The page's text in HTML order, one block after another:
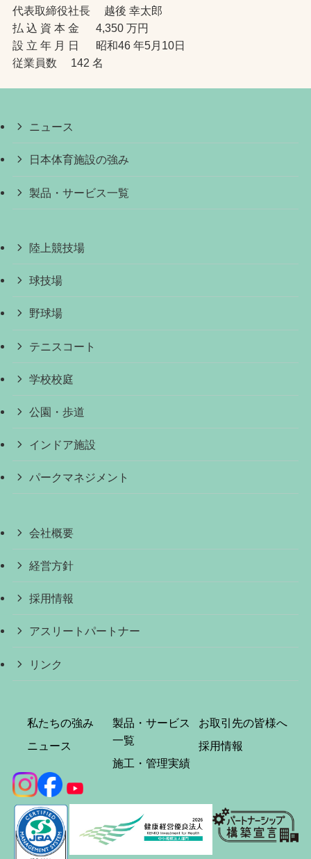
代表取締役社長 越後 幸太郎
払 込 資 本 金 4,350 万円
設 立 年 月 日 昭和46 年5月10日
従業員数 142 名
ニュース
日本体育施設の強み
製品・サービス一覧
陸上競技場
球技場
野球場
テニスコート
学校校庭
公園・歩道
インドア施設
パークマネジメント
会社概要
経営方針
採用情報
アスリートパートナー
リンク
私たちの強み
ニュース
製品・サービス
一覧
施工・管理実績
お取引先の皆様へ
採用情報